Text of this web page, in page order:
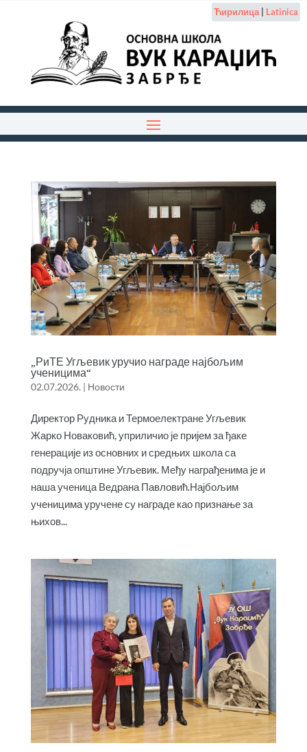
Ћирилица| Latinica
„РиТЕ Угљевик уручио награде најбољим
ученицима“
02.07.2026. | Новости
Директор Рудника и Термоелектране Угљевик
Жарко Новаковић, уприличио је пријем за ђаке
генерације из основних и средњих школа са
подручја општине Угљевик. Међу награђенима је и
наша ученица Ведрана Павловић.Најбољим
ученицима уручене су награде као признање за
њихов...